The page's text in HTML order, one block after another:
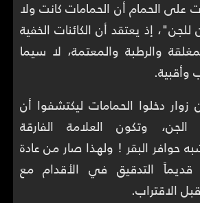
على الحمام أن الحمامات كانت ولا
إذ يعتقد أن الكائنات الخفية
والرطبة والمعتمة، لا سيما
وأقبية.
دخلوا الحمامات ليكتشفوا أن
وتكون العلامة الفارقة
حوافر البقر ! ولهذا صار من عادة
قديماً التدقيق في الأقدام مع
الاقتراب.